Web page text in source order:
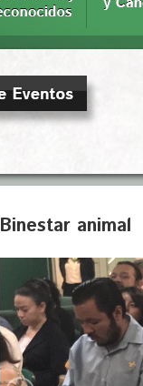
Binestar animal